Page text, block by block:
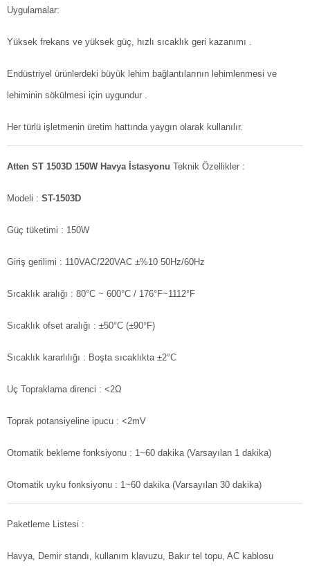
Uygulamalar:
Yüksek frekans ve yüksek güç, hızlı sıcaklık geri kazanımı .
Endüstriyel ürünlerdeki büyük lehim bağlantılarının lehimlenmesi ve
lehiminin sökülmesi için uygundur .
Her türlü işletmenin üretim hattında yaygın olarak kullanılır.
Atten ST 1503D 150W Havya İstasyonu Teknik Özellikler :
Modeli : ST-1503D
Güç tüketimi : 150W
Giriş gerilimi : 110VAC/220VAC ±%10 50Hz/60Hz
Sıcaklık aralığı : 80°C ~ 600°C / 176°F~1112°F
Sıcaklık ofset aralığı : ±50°C (±90°F)
Sıcaklık kararlılığı : Boşta sıcaklıkta ±2°C
Uç Topraklama direnci : <2Ω
Toprak potansiyeline ipucu : <2mV
Otomatik bekleme fonksiyonu : 1~60 dakika (Varsayılan 1 dakika)
Otomatik uyku fonksiyonu : 1~60 dakika (Varsayılan 30 dakika)
Paketleme Listesi :
Havya, Demir standı, kullanım klavuzu, Bakır tel topu, AC kablosu